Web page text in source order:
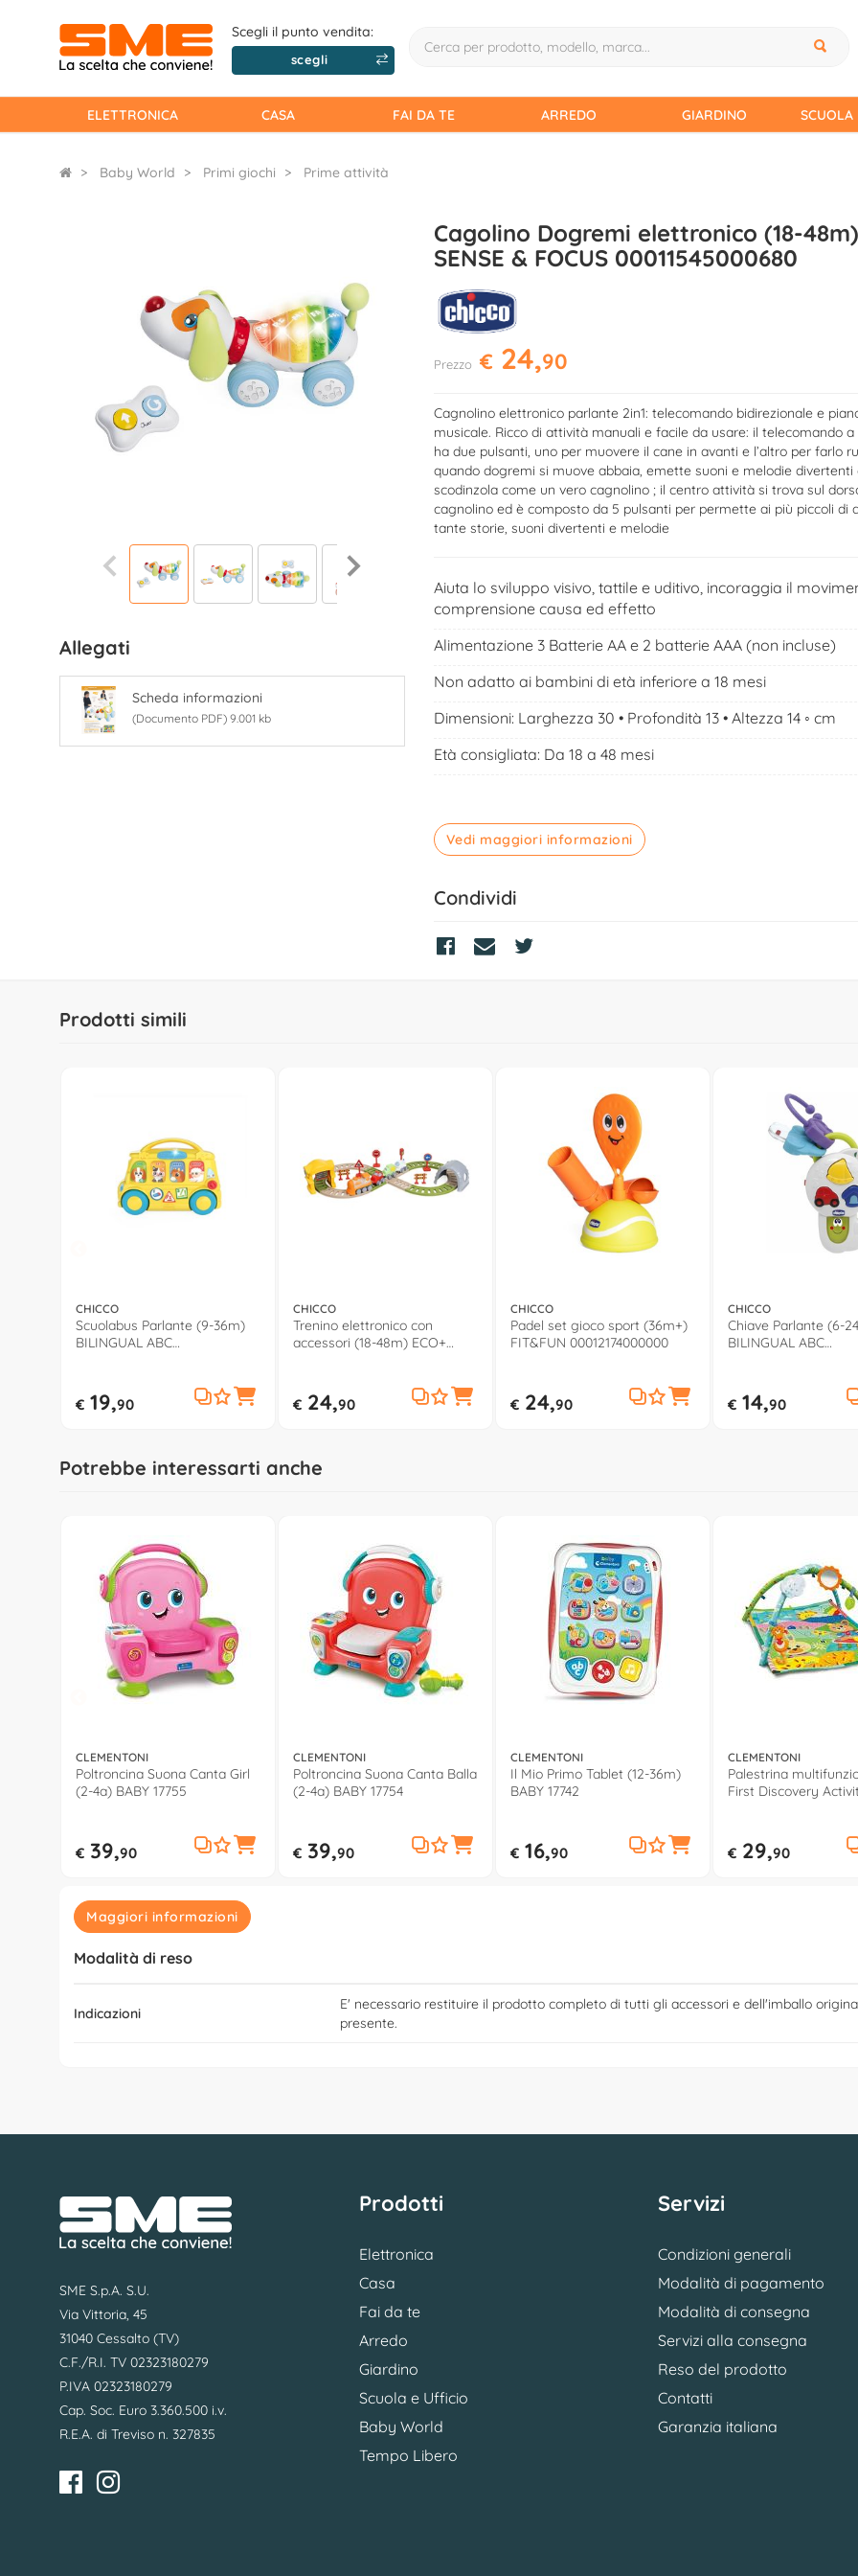
Scegli il punto vendita:
scegli
ELETTRONICA CASA FAI DA TE ARREDO GIARDINO SCUOLA
Baby World Primi giochi Prime attività
Allegati
Scheda informazioni
(Documento PDF) 9.001 kb
Cagolino Dogremi elettronico (18-
SENSE & FOCUS 00011545000680
Prezzo € 24,90
Cagnolino elettronico parlante 2in1: telecomando bidirezionale e
musicale. Ricco di attività manuali e facile da usare: il telecomando a
ha due pulsanti, uno per muovere il cane in avanti e l’altro per farlo
quando dogremi si muove abbaia, emette suoni e melodie divertenti
scodinzola come un vero cagnolino ; il centro attività si trova sul
cagnolino ed è composto da 5 pulsanti per permette ai più piccoli di
tante storie, suoni divertenti e melodie
Aiuta lo sviluppo visivo, tattile e uditivo, incoraggia il
comprensione causa ed effetto
Alimentazione 3 Batterie AA e 2 batterie AAA (non incluse)
Non adatto ai bambini di età inferiore a 18 mesi
Dimensioni: Larghezza 30 • Profondità 13 • Altezza 14 ◦ cm
Età consigliata: Da 18 a 48 mesi
Vedi maggiori informazioni
Condividi
Prodotti simili
CHICCO
Scuolabus Parlante (9-36m)
BILINGUAL ABC
€ 19,90
CHICCO
Trenino elettronico con
accessori (18-48m) ECO+
€ 24,90
CHICCO
Padel set gioco sport (36m+)
FIT&FUN 00012174000000
€ 24,90
CHICCO
Chiave Parlante (6-
BILINGUAL ABC
€ 14,90
Potrebbe interessarti anche
CLEMENTONI
Poltroncina Suona Canta Girl
(2-4a) BABY 17755
€ 39,90
CLEMENTONI
Poltroncina Suona Canta Balla
(2-4a) BABY 17754
€ 39,90
CLEMENTONI
Il Mio Primo Tablet (12-36m)
BABY 17742
€ 16,90
CLEMENTONI
Palestrina
First Discovery
€ 29,90
Maggiori informazioni
Modalità di reso
Indicazioni
E' necessario restituire il prodotto completo di tutti gli accessori e dell'imballo
presente.
SME S.p.A. S.U.
Via Vittoria, 45
31040 Cessalto (TV)
C.F./R.I. TV 02323180279
P.IVA 02323180279
Cap. Soc. Euro 3.360.500 i.v.
R.E.A. di Treviso n. 327835
Prodotti
Elettronica
Casa
Fai da te
Arredo
Giardino
Scuola e Ufficio
Baby World
Tempo Libero
Servizi
Condizioni generali
Modalità di pagamento
Modalità di consegna
Servizi alla consegna
Reso del prodotto
Contatti
Garanzia italiana